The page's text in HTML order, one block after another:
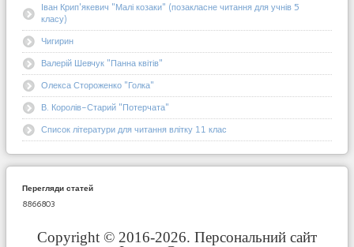
Іван Крип'якевич "Малі козаки" (позакласне читання для учнів 5
класу)
Чигирин
Валерій Шевчук "Панна квітів"
Олекса Стороженко "Голка"
В. Королів-Старий "Потерчата"
Список літератури для читання влітку 11 клас
Перегляди статей
8866803
Copyright © 2016-2026. Персональний сайт